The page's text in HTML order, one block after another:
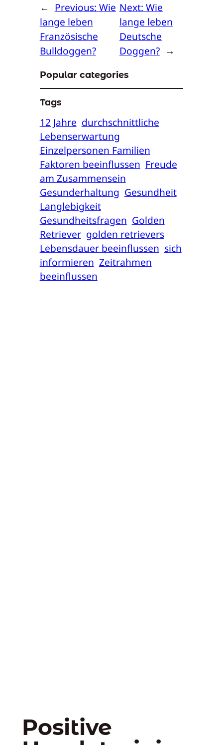
← Previous: Wie
lange leben
Französische
Bulldoggen?
Next: Wie
lange leben
Deutsche
Doggen? →
Popular categories
Tags
12 Jahre durchschnittliche
Lebenserwartung
Einzelpersonen Familien
Faktoren beeinflussen Freude
am Zusammensein
Gesunderhaltung Gesundheit
Langlebigkeit
Gesundheitsfragen Golden
Retriever golden retrievers
Lebensdauer beeinflussen sich
informieren Zeitrahmen
beeinflussen
Positive